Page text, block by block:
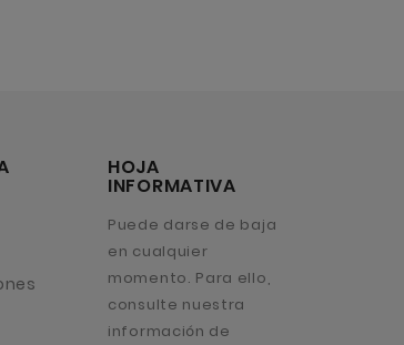
HOJA
INFORMATIVA
Puede darse de baja
en cualquier
momento. Para ello,
consulte nuestra
información de